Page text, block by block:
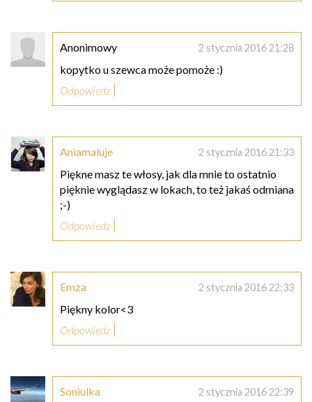
Anonimowy 2 stycznia 2016 21:28
kopytko u szewca może pomoże :)
Odpowiedz
Aniamaluje 2 stycznia 2016 21:33
Piękne masz te włosy, jak dla mnie to ostatnio
pięknie wyglądasz w lokach, to też jakaś odmiana
;-)
Odpowiedz
Emza 2 stycznia 2016 22:33
Piękny kolor<3
Odpowiedz
Soniulka 2 stycznia 2016 22:39